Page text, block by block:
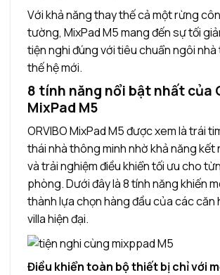
Với khả năng thay thế cả một rừng
tường, MixPad M5 mang đến sự tối
tiện nghi đúng với tiêu chuẩn ngôi
thế hệ mới.
8 tính năng nổi bật nhất của
MixPad M5
ORVIBO MixPad M5 được xem là trái
thái nhà thông minh nhờ khả năng kết
và trải nghiệm điều khiển tối ưu cho
phòng. Dưới đây là 8 tính năng khiến
thành lựa chọn hàng đầu của các căn
villa hiện đại.
Điều khiển toàn bộ thiết bị chỉ với